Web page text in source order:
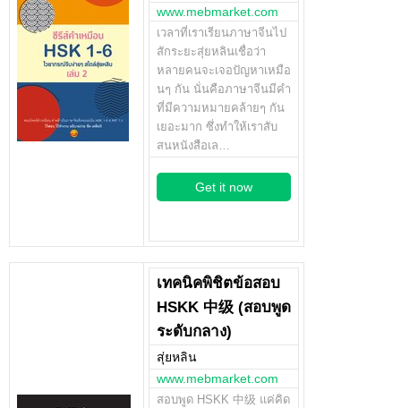
www.mebmarket.com
เวลาที่เราเรียนภาษาจีนไป
สักระยะสุ่ยหลินเชื่อว่า
หลายคนจะเจอปัญหาเหมือ
นๆ กัน นั่นคือภาษาจีนมีคำ
ที่มีความหมายคล้ายๆ กัน
เยอะมาก ซึ่งทำให้เราสับ
สนหนังสือเล…
Get it now
เทคนิคพิชิตข้อสอบ
HSKK 中级 (สอบพูด
ระดับกลาง)
สุ่ยหลิน
www.mebmarket.com
สอบพูด HSKK 中级 แค่คิด